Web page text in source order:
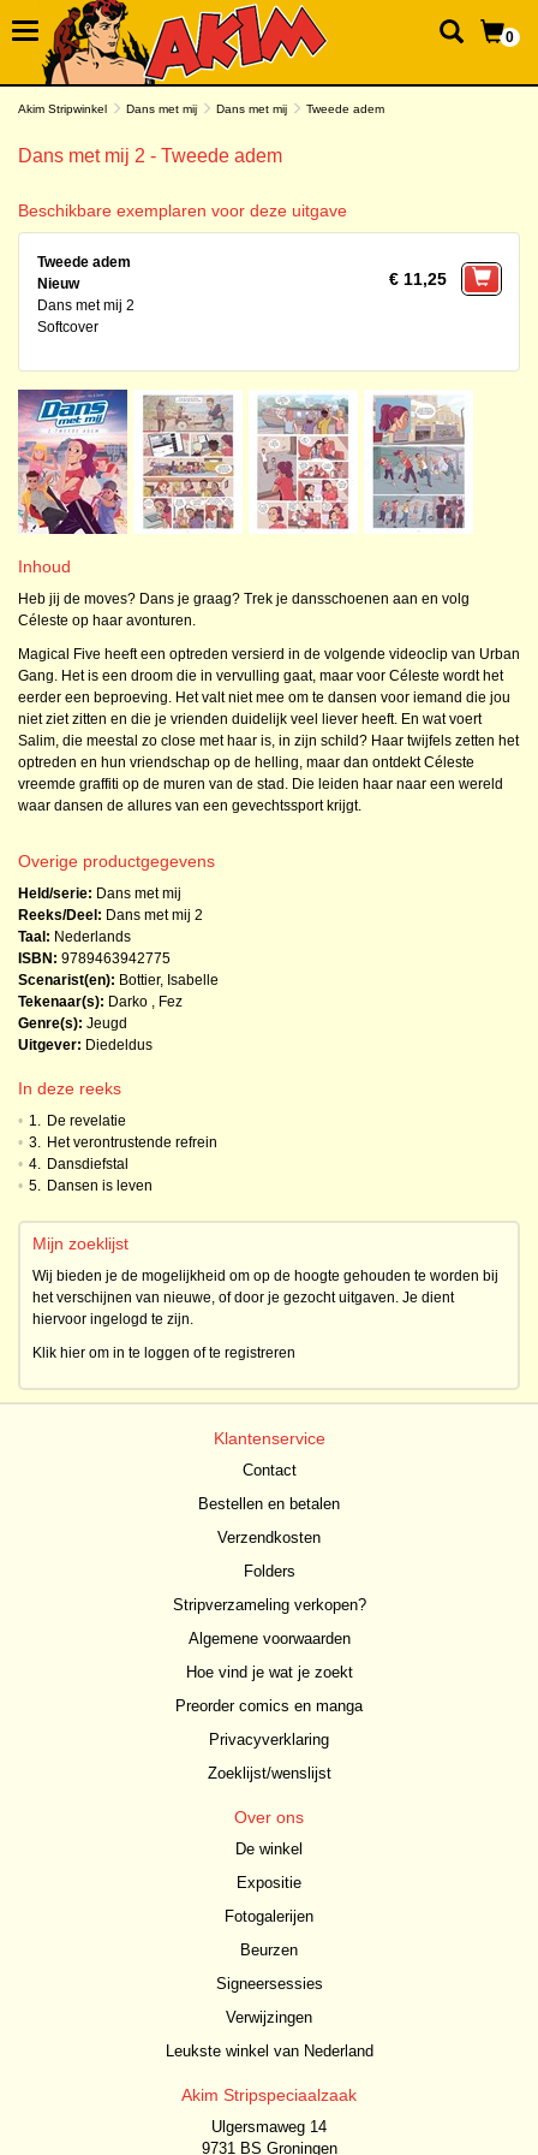
0
Akim Stripwinkel Dans met mij Dans met mij Tweede adem
Dans met mij 2 - Tweede adem
Beschikbare exemplaren voor deze uitgave
Tweede adem
Nieuw
Dans met mij 2
Softcover
€ 11,25
Inhoud
Heb jij de moves? Dans je graag? Trek je dansschoenen aan en volg
Céleste op haar avonturen.
Magical Five heeft een optreden versierd in de volgende videoclip van Urban
Gang. Het is een droom die in vervulling gaat, maar voor Céleste wordt het
eerder een beproeving. Het valt niet mee om te dansen voor iemand die jou
niet ziet zitten en die je vrienden duidelijk veel liever heeft. En wat voert
Salim, die meestal zo close met haar is, in zijn schild? Haar twijfels zetten het
optreden en hun vriendschap op de helling, maar dan ontdekt Céleste
vreemde graffiti op de muren van de stad. Die leiden haar naar een wereld
waar dansen de allures van een gevechtssport krijgt.
Overige productgegevens
Held/serie: Dans met mij
Reeks/Deel: Dans met mij 2
Taal: Nederlands
ISBN: 9789463942775
Scenarist(en): Bottier, Isabelle
Tekenaar(s): Darko , Fez
Genre(s): Jeugd
Uitgever: Diedeldus
In deze reeks
• 1. De revelatie
• 3. Het verontrustende refrein
• 4. Dansdiefstal
• 5. Dansen is leven
Mijn zoeklijst
Wij bieden je de mogelijkheid om op de hoogte gehouden te worden bij
het verschijnen van nieuwe, of door je gezocht uitgaven. Je dient
hiervoor ingelogd te zijn.
Klik hier om in te loggen of te registreren
Klantenservice
Contact
Bestellen en betalen
Verzendkosten
Folders
Stripverzameling verkopen?
Algemene voorwaarden
Hoe vind je wat je zoekt
Preorder comics en manga
Privacyverklaring
Zoeklijst/wenslijst
Over ons
De winkel
Expositie
Fotogalerijen
Beurzen
Signeersessies
Verwijzingen
Leukste winkel van Nederland
Akim Stripspeciaalzaak
Ulgersmaweg 14
9731 BS Groningen